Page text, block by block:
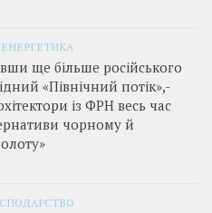
ще більше російського
«Північний потік»,­
із ФРН весь час
чорному й